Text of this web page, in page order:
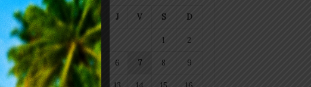
L M M J V S D
1 2
3 4 5 6 7 8 9